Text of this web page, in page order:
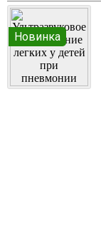
Новинка